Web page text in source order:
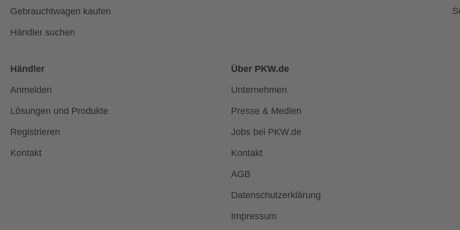
Gebrauchtwagen kaufen
Händler suchen
Händler
Anmelden
Lösungen und Produkte
Registrieren
Kontakt
Über PKW.de
Unternehmen
Presse & Medien
Jobs bei PKW.de
Kontakt
AGB
Datenschutzerklärung
Impressum